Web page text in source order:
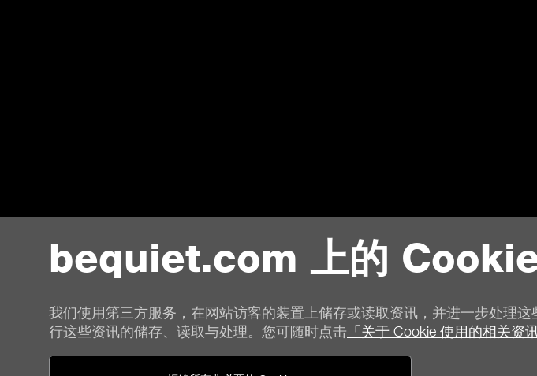
bequiet.com 上的
我们使用第三方服务，在网站访客的装置上储存或读取资讯，并进一步处理
行这些资讯的储存、读取与处理。您可随时点击 「关于 Cookie 使用的相关资讯
联络我们